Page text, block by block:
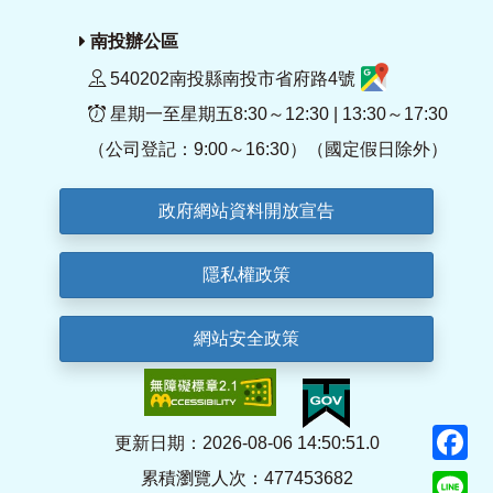
南投辦公區
540202南投縣南投市省府路4號
星期一至星期五8:30～12:30 | 13:30～17:30
（公司登記：9:00～16:30）（國定假日除外）
政府網站資料開放宣告
隱私權政策
網站安全政策
更新日期：2026-08-06 14:50:51.0
累積瀏覽人次：477453682